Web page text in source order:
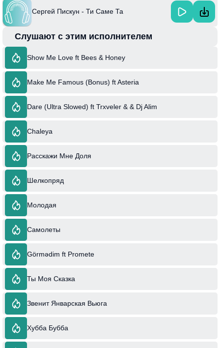
Сергей Пискун - Ти Саме Та
Слушают с этим исполнителем
Show Me Love ft Bees & Honey
Make Me Famous (Bonus) ft Asteria
Dare (Ultra Slowed) ft Trxveler & & Dj Alim
Chaleya
Расскажи Мне Доля
Шелкопряд
Молодая
Самолеты
Görmədim ft Promete
Ты Моя Сказка
Звенит Январская Вьюга
Хубба Бубба